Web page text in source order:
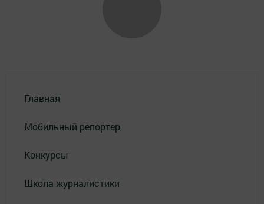
Главная
Мобильный репортер
Конкурсы
Школа журналистики